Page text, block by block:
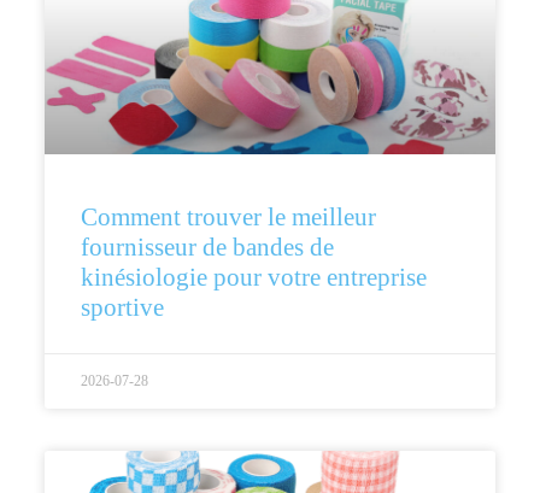
Comment trouver le meilleur
fournisseur de bandes de
kinésiologie pour votre entreprise
sportive
2026-07-28